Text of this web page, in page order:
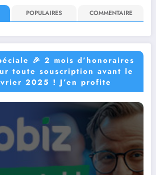
POPULAIRES COMMENTAIRE
🎉 2 mois d’honoraires
toute souscription avant le
2025 ! J’en profite